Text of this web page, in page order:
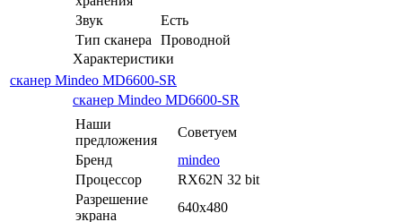
Звук
Есть
Тип сканера
Проводной
Характеристики
сканер Mindeo MD6600-SR
сканер Mindeo MD6600-SR
Наши
предложения
Советуем
Бренд
mindeo
Процессор
RX62N 32 bit
Разрешение
экрана
640x480